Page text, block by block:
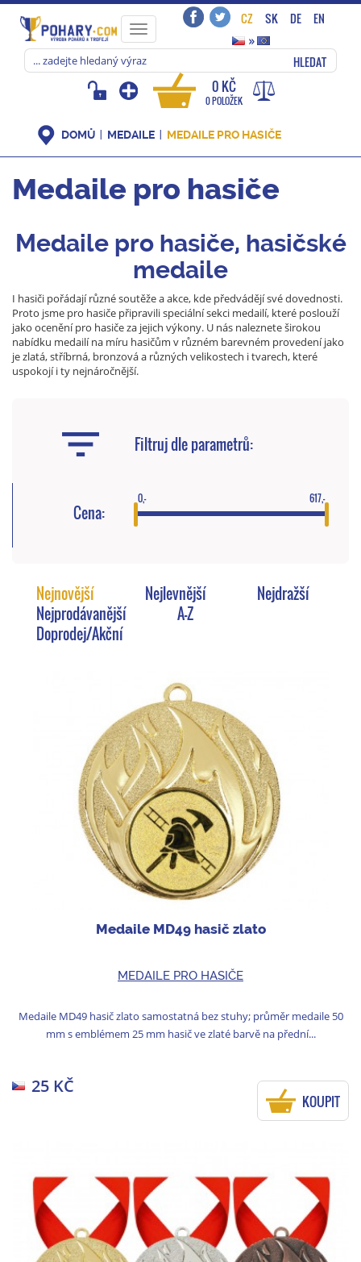
Toggle
navigation
CZ SK DE
EN
»
HLEDAT
0 KČ
0 POLOŽEK
DOMŮ MEDAILE MEDAILE PRO HASIČE
Medaile pro hasiče
Medaile pro hasiče, hasičské
medaile
I hasiči pořádají různé soutěže a akce, kde předvádějí své dovednosti.
Proto jsme pro hasiče připravili speciální sekci medailí, které poslouží
jako ocenění pro hasiče za jejich výkony. U nás naleznete širokou
nabídku medailí na míru hasičům v různém barevném provedení jako
je zlatá, stříbrná, bronzová a různých velikostech i tvarech, které
uspokojí i ty nejnáročnější.
Filtruj dle parametrů:
Cena:
0,- 617,-
Nejnovější Nejlevnější
Nejdražší
Nejprodávanější
A-Z
Doprodej/Akční
Medaile MD49 hasič zlato
MEDAILE PRO HASIČE
Medaile MD49 hasič zlato samostatná bez stuhy; průměr medaile 50
mm s emblémem 25 mm hasič ve zlaté barvě na přední...
25 KČ
KOUPIT